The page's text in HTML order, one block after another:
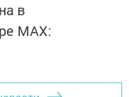
в
MАХ: